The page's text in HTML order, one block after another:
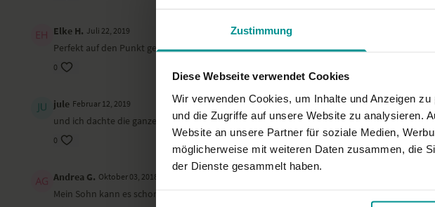
Zustimmung
Diese Webseite verwendet Cookies
Wir verwenden Cookies, um Inhalte und Anzeigen
und die Zugriffe auf unsere Website zu analysieren.
Website an unsere Partner für soziale Medien,
möglicherweise mit weiteren Daten zusammen, die
der Dienste gesammelt haben.
Elke H. Juli 22, 2019
Perfekt auf den Punkt gebracht
0
jule Februar 12, 2019
und ich dachte die ganze zeit, ich kanns einfach nicht. danke! :)
0
Andrea G. Oktober 03, 2018
Mein Sohn kann es schon